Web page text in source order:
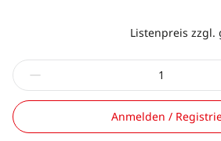
Listenpreis zzgl.
Anmelden /